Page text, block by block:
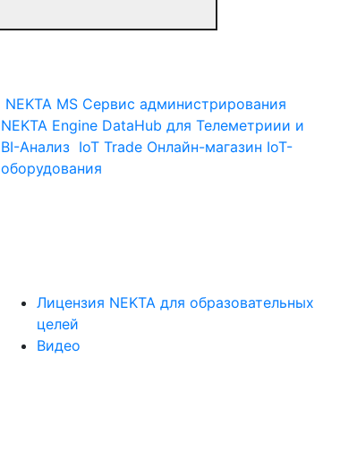
NEKTA MS Сервис администрирования
NEKTA Engine DataHub для Телеметриии и
BI-Анализ IoT Trade Онлайн-магазин IoT-
оборудования
Лицензия NEKTA для образовательных
целей
Видео